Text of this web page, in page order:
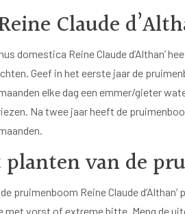
Claude
domestica Reine Claude d’Althan’
Geef in het eerste jaar de
elke dag een emmer/gieter
Na twee jaar heeft de
van de
pruimenboom Reine Claude
met vorst of extreme hitte. Meng de